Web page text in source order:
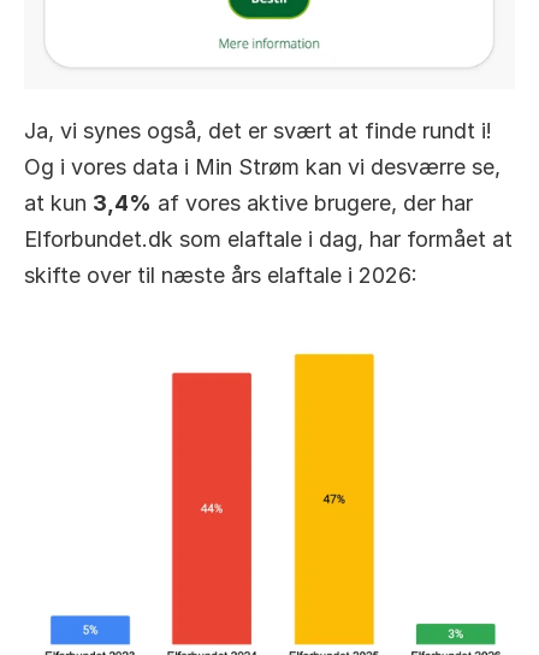
Ja, vi synes også, det er svært at finde rundt i!
Og i vores data i Min Strøm kan vi desværre se,
at kun 3,4% af vores aktive brugere, der har
Elforbundet.dk som elaftale i dag, har formået at
skifte over til næste års elaftale i 2026: